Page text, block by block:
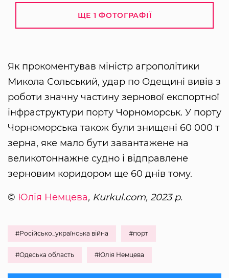
ЩЕ 1 ФОТОГРАФІЇ
Як прокоментував міністр агрополітики
Микола Сольський, удар по Одещині вивів з
роботи значну частину зернової експортної
інфраструктури порту Чорноморськ. У порту
Чорноморська також були знищені 60 000 т
зерна, яке мало бути завантажене на
великотоннажне судно і відправлене
зерновим коридором ще 60 днів тому.
© Юлія Немцева, Kurkul.com, 2023 р.
#Російсько_українська війна #порт
#Одеська область #Юлія Немцева